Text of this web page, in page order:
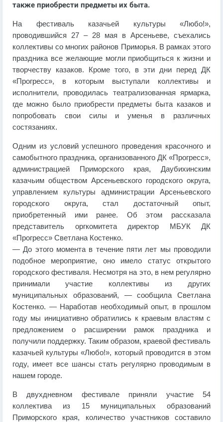
также приобрести предметы их быта.
На фестиваль казачьей культуры «Любо!»,
проводившийся 27 – 28 мая в Арсеньеве, съехались
коллективы со многих районов Приморья. В рамках этого
праздника все желающие могли приобщиться к жизни и
творчеству казаков. Кроме того, в эти дни перед ДК
«Прогресс», в которым выступали коллективы и
исполнители, проводилась театрализованная ярмарка,
где можно было приобрести предметы быта казаков и
попробовать свои силы и уменья в различных
состязаниях.
Одним из условий успешного проведения красочного и
самобытного праздника, организованного ДК «Прогресс»,
администрацией Приморского края, Даубихинским
казачьим обществом Арсеньевского городского округа,
управлением культуры администрации Арсеньевского
городского округа, стал достаточный опыт,
приобретенный ими ранее. Об этом рассказала
представитель оргкомитета директор МБУК ДК
«Прогресс» Светлана Костенко.
— До этого момента в течение пяти лет мы проводили
подобное мероприятие, оно имело статус открытого
городского фестиваля. Несмотря на это, в нем регулярно
принимали участие коллективы из других
муниципальных образований, — сообщила Светлана
Костенко. — Наработав необходимый опыт, в прошлом
году мы инициативно обратились к краевым властям с
предложением о расширении рамок праздника и
получили поддержку. Таким образом, краевой фестиваль
казачьей культуры «Любо!», который проводится в этом
году, имеет все шансы стать регулярно проводимым в
нашем городе.
В двухдневном фестивале приняли участие 54
коллектива из 15 муниципальных образований
Приморского края, количество участников составило